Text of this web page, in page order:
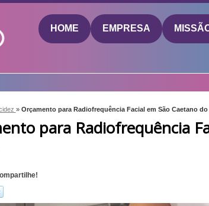
HOME EMPRESA
» Orçamento para Radiofrequência Facial em São Caetano do
para Radiofrequência